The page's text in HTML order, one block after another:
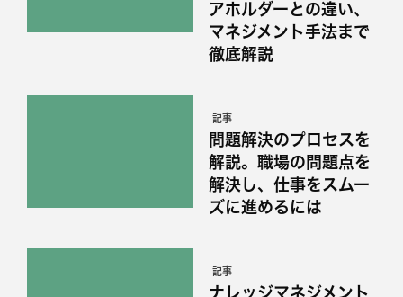
アホルダーとの違い、
マネジメント手法まで
徹底解説
記事
問題解決のプロセスを
解説。職場の問題点を
解決し、仕事をスムー
ズに進めるには
記事
ナレッジマネジメント